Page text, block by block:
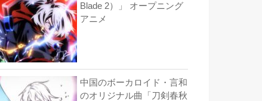
Blade 2）」 オープニング
アニメ
中国のボーカロイド・言和
のオリジナル曲「刀剣春秋